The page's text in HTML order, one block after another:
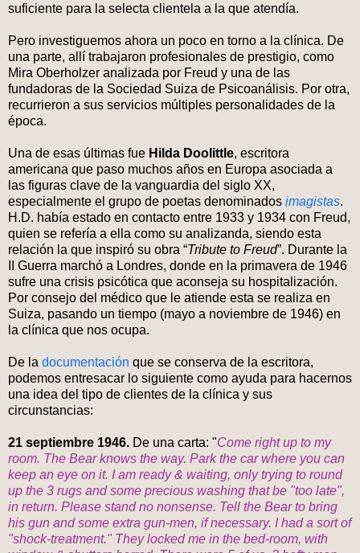
suficiente para la selecta clientela a la que atendía.
Pero investiguemos ahora un poco en torno a la clínica. De
una parte, allí trabajaron profesionales de prestigio, como
Mira Oberholzer analizada por Freud y una de las
fundadoras de la Sociedad Suiza de Psicoanálisis. Por otra,
recurrieron a sus servicios múltiples personalidades de la
época.
Una de esas últimas fue Hilda Doolittle, escritora
americana que paso muchos años en Europa asociada a
las figuras clave de la vanguardia del siglo XX,
especialmente el grupo de poetas denominados imagistas.
H.D. había estado en contacto entre 1933 y 1934 con Freud,
quien se refería a ella como su analizanda, siendo esta
relación la que inspiró su obra “Tribute to Freud”. Durante la
II Guerra marchó a Londres, donde en la primavera de 1946
sufre una crisis psicótica que aconseja su hospitalización.
Por consejo del médico que le atiende esta se realiza en
Suiza, pasando un tiempo (mayo a noviembre de 1946) en
la clínica que nos ocupa.
De la documentación que se conserva de la escritora,
podemos entresacar lo siguiente como ayuda para hacernos
una idea del tipo de clientes de la clínica y sus
circunstancias:
21 septiembre 1946. De una carta: "Come right up to my
room. The Bear knows the way. Park the car where you can
keep an eye on it. I am ready & waiting, only trying to round
up the 3 rugs and some precious washing that be "too late",
in return. Please stand no nonsense. Tell the Bear to bring
his gun and some extra gun-men, if necessary. I had a sort of
"shock-treatment." They locked me in the bed-room, with